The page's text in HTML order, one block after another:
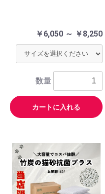
￥6,050 ～ ￥8,250
数量
カートに入れる